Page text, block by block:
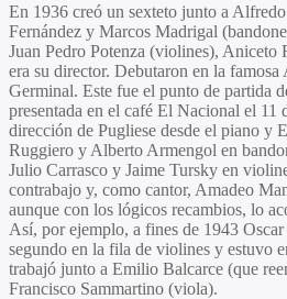
En 1936 creó un sexteto junto a
Fernández y Marcos Madrigal
Juan Pedro Potenza (violines), Aniceto
era su director. Debutaron en la
Germinal. Este fue el punto de partida
presentada en el café El Nacional el 11
dirección de Pugliese desde el piano y
Ruggiero y Alberto Armengol en
Julio Carrasco y Jaime Tursky en
contrabajo y, como cantor, Amadeo
aunque con los lógicos recambios, lo
Así, por ejemplo, a fines de 1943
segundo en la fila de violines y estuvo
trabajó junto a Emilio Balcarce (que
Francisco Sammartino (viola).